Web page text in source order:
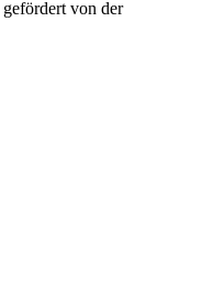
von der